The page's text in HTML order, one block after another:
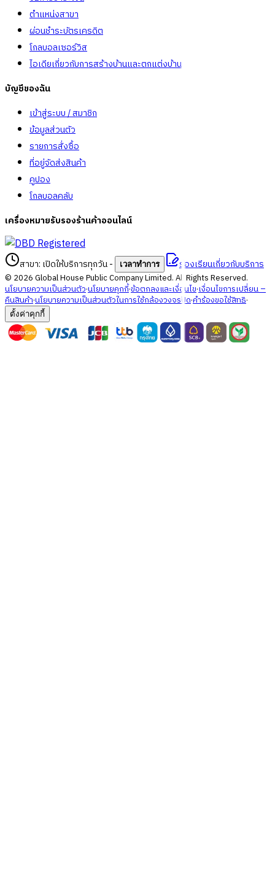
ตำแหน่งสาขา
ผ่อนชำระบัตรเครดิต
โกลบอลเซอร์วิส
ไอเดียเกี่ยวกับการสร้างบ้านและตกแต่งบ้าน
บัญชีของฉัน
เข้าสู่ระบบ / สมาชิก
ข้อมูลส่วนตัว
รายการสั่งซื้อ
ที่อยู่จัดส่งสินค้า
คูปอง
โกลบอลคลับ
เครื่องหมายรับรองร้านค้าออนไลน์
สาขา: เปิดให้บริการทุกวัน- เวลาทำการ ร้องเรียนเกี่ยวกับบริการ
© 2026Global House Public Company Limited. All Rights Reserved.
นโยบายความเป็นส่วนตัว·นโยบายคุกกี้·ข้อตกลงและเงื่อนไข·เงื่อนไขการเปลี่ยน –
คืนสินค้า·นโยบายความเป็นส่วนตัวในการใช้กล้องวงจรปิด·คำร้องขอใช้สิทธิ·
ตั้งค่าคุกกี้